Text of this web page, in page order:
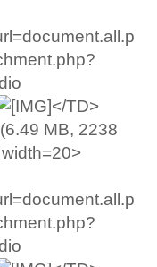
</TD>
(6.49 MB, 2238